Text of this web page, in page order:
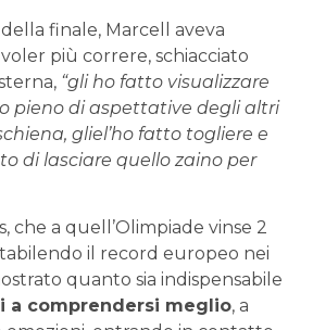
finale, Marcell aveva
più correre, schiacciato
“gli ho fatto visualizzare
pieno di aspettative degli altri
gliel’ho fatto togliere e
di lasciare quello zaino per
che a quell’Olimpiade vinse 2
il record europeo nei
quanto sia indispensabile
a comprendersi meglio, a